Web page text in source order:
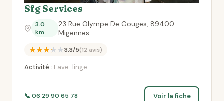
Sfg Services
3.0
km
23 Rue Olympe De Gouges, 89400
Migennes
★★★★★3.3/5(12 avis)
Activité : Lave-linge
📞 06 29 90 65 78 Voir la fiche